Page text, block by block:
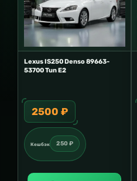
Lexus IS250 Denso 89663-
53700 Tun E2
2500 ₽
Кешбэк 250 ₽